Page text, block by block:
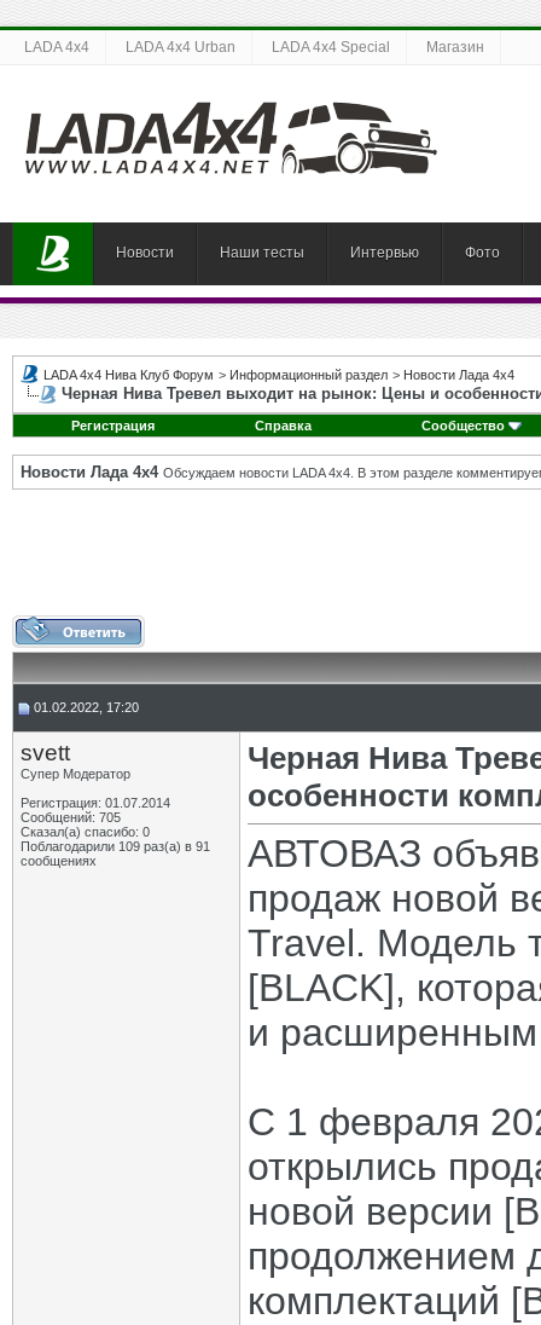
LADA 4x4 LADA 4x4 Urban LADA 4x4 Special Магазин
Новости Наши тесты Интервью Фото
LADA 4x4 Нива Клуб Форум > Информационный раздел > Новости Лада 4х4
Черная Нива Тревел выходит на рынок: Цены и
Регистрация Справка Сообщество
Новости Лада 4х4 Обсуждаем новости LADA 4x4. В этом разделе
01.02.2022, 17:20
svett
Супер Модератор
Регистрация: 01.07.2014
Сообщений: 705
Сказал(а) спасибо: 0
Поблагодарили 109 раз(а) в 91
сообщениях
Черная Нива
особенности
АВТОВАЗ
продаж новой
Travel. Модель
[BLACK],
и
С 1 февраля
открылись
новой версии
продолжением
комплектаций